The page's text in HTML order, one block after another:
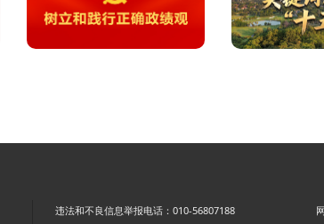
违法和不良信息举报电话：010-56807188